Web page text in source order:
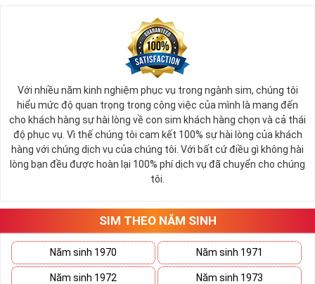
Với nhiều năm kinh nghiệm phục vụ trong ngành sim, chúng tôi
hiểu mức độ quan trọng trong công việc của mình là mang đến
cho khách hàng sự hài lòng về con sim khách hàng chọn và cả thái
độ phục vụ. Vì thế chúng tôi cam kết 100% sự hài lòng của khách
hàng với chúng dịch vụ của chúng tôi. Với bất cứ điều gì không hài
lòng bạn đều được hoàn lại 100% phí dịch vụ đã chuyển cho chúng
tôi.
SIM THEO NĂM SINH
Năm sinh 1970 Năm sinh 1971
Năm sinh 1972 Năm sinh 1973